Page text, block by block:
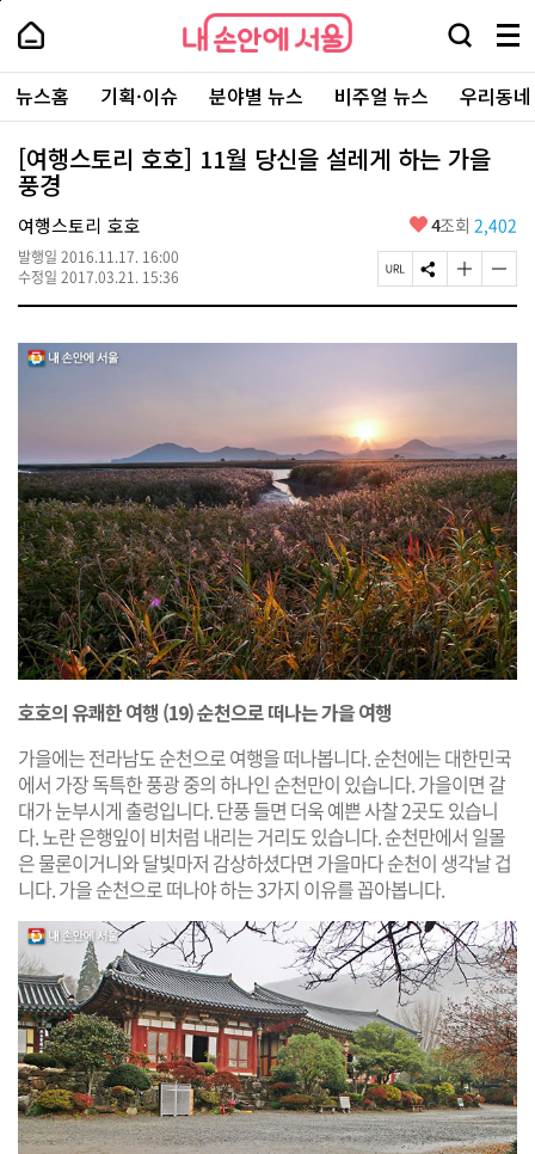
본
로
가
내
손
안
에
서
울
-
서
울
시
대
표
소
통
포
내
손
에
울
검
창
열
기
메
뉴
전
체
보
주
요
서
뉴스홈 기획·이슈 분야별 뉴스 비주얼 뉴스 우리동
[여행스토리 호호] 11월 당신을 설레게 하는 가을
풍경
여행스토리 호호
발행일 2016.11.17. 16:00
수정일 2017.03.21. 15:36
좋
요
4조회 2,402
페
이
U
복
사
S
N
공
글
자
기
하
기
글
자
기
하
기
호호의 유쾌한 여행 (19) 순천으로 떠나는 가을 여행
가을에는 전라남도 순천으로 여행을 떠나봅니다. 순천에는 대한민국
에서 가장 독특한 풍광 중의 하나인 순천만이 있습니다. 가을이면 갈
대가 눈부시게 출렁입니다. 단풍 들면 더욱 예쁜 사찰 2곳도 있습니
다. 노란 은행잎이 비처럼 내리는 거리도 있습니다. 순천만에서 일몰
은 물론이거니와 달빛마저 감상하셨다면 가을마다 순천이 생각날 겁
니다. 가을 순천으로 떠나야 하는 3가지 이유를 꼽아봅니다.
페
상
단
로